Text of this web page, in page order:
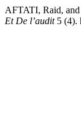
AFTATI, Raid,
Et De l’audit5 (4).